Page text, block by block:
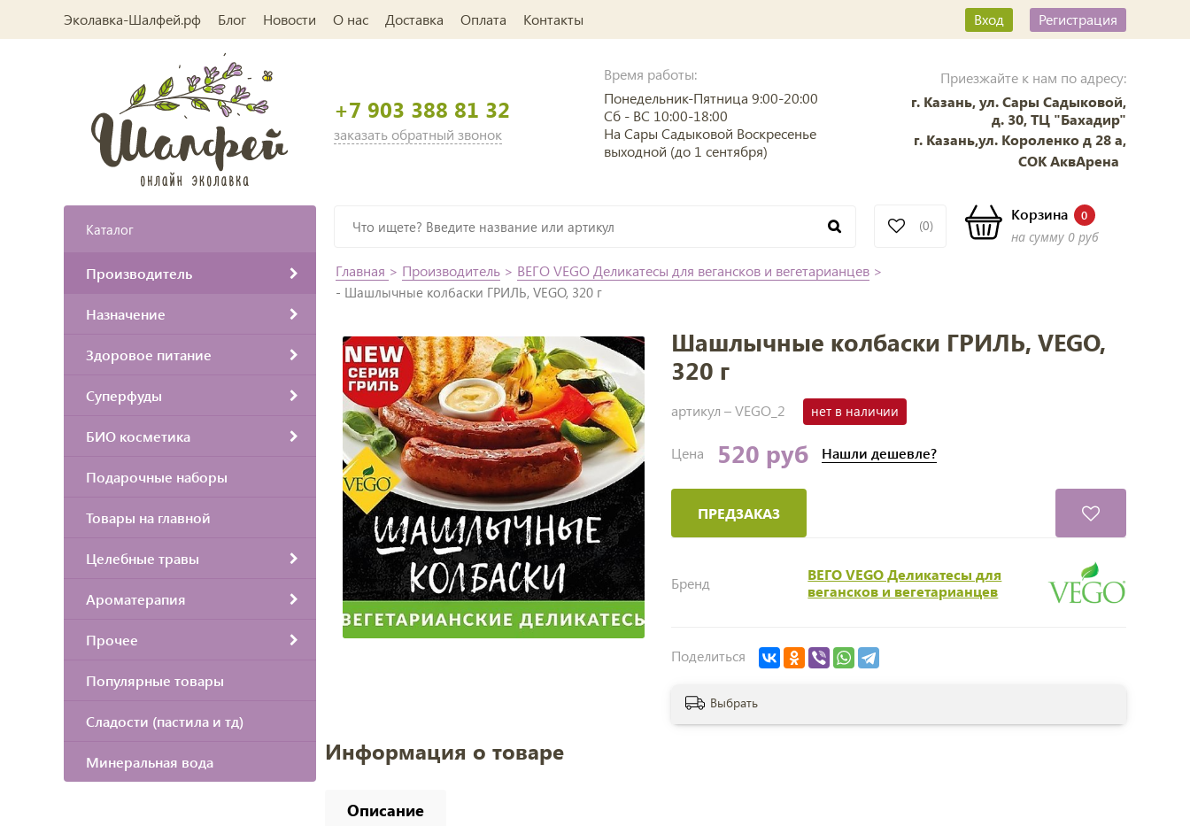
Эколавка-Шалфей.рф Блог Новости О нас Доставка Оплата Контакты Вход Регистрация
+7 903 388 81 32
заказать обратный звонок
Время работы:
Понедельник-Пятница 9:00-20:00
Сб - ВС 10:00-18:00
На Сары Садыковой Воскресенье
выходной (до 1 сентября)
Приезжайте к нам по адресу:
г. Казань, ул. Сары Садыковой,
д. 30, ТЦ "Бахадир"
г. Казань,ул. Короленко д 28 а,
СОК АквАрена
(0)
Корзина 0
на сумму 0 руб
Каталог
Производитель
Назначение
Здоровое питание
Суперфуды
БИО косметика
Подарочные наборы
Товары на главной
Целебные травы
Ароматерапия
Прочее
Популярные товары
Сладости (пастила и тд)
Минеральная вода
Главная > Производитель > ВЕГО VEGO Деликатесы для вегансков и вегетарианцев >
- Шашлычные колбаски ГРИЛЬ, VEGO, 320 г
Шашлычные колбаски ГРИЛЬ, VEGO,
320 г
артикул –VEGO_2 нет в наличии
Цена 520 руб Нашли дешевле?
ПРЕДЗАКАЗ
Бренд
ВЕГО VEGO Деликатесы для
вегансков и вегетарианцев
Поделиться
Выбрать
Информация о товаре
Описание